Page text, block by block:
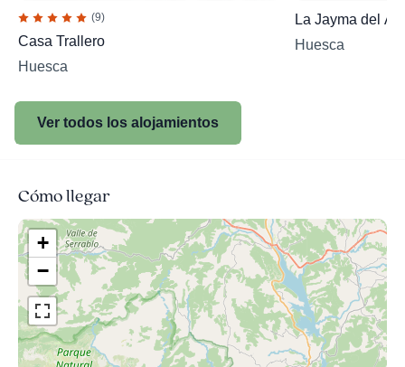
(9)
Casa Trallero
Huesca
La Jayma del
Huesca
Ver todos los alojamientos
Cómo llegar
+
−